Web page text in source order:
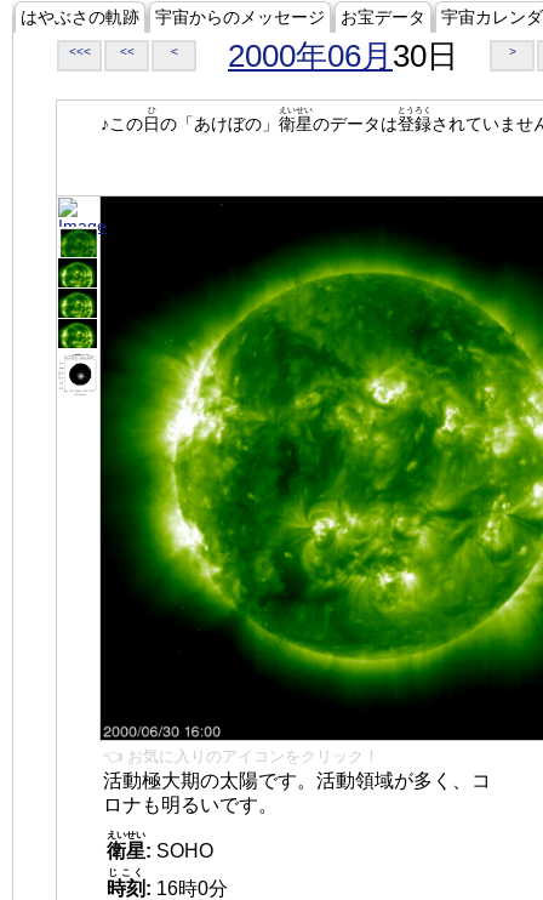
はやぶさの軌跡 宇宙からのメッセージ お宝データ 宇宙カレン
<<< << < 2000年06月 30日 >
♪この日
ひ
の「あけぼの」 衛星
えいせい
のデータは登録
とうろく
されていませ
👈 お気に入りのアイコンをクリック！
活動極大期の太陽です。活動領域が多く、コ
ロナも明るいです。
衛星
えいせい
: SOHO
時刻
じこく
: 16時0分